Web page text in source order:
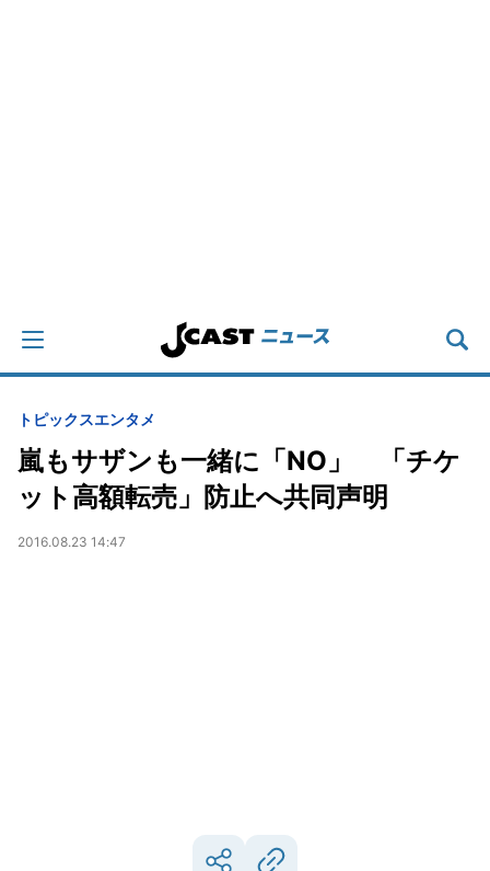
トピックスエンタメ
嵐もサザンも一緒に「NO」 「チケ
ット高額転売」防止へ共同声明
2016.08.23 14:47